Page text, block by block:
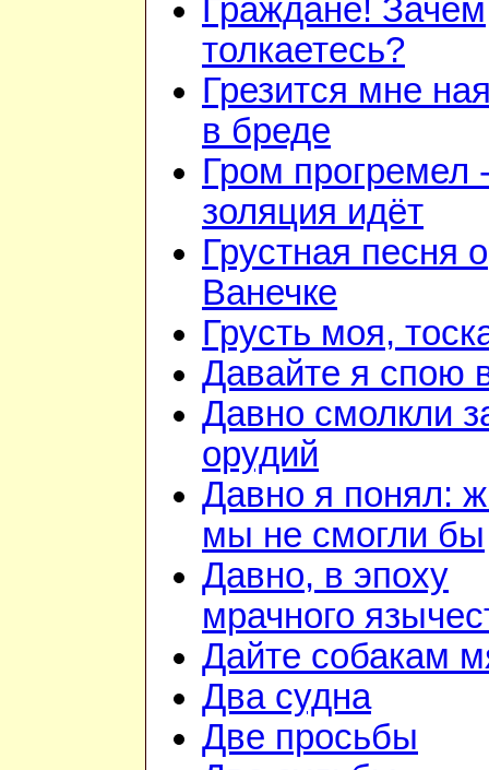
Граждане! Зачем
толкаетесь?
Грезится мне
в бреде
Гром прогремел
золяция идёт
Грустная песня о
Ванечке
Грусть моя,
Давайте я спою
Давно смолкли
орудий
Давно я понял:
мы не смогли бы
Давно, в эпоху
мрачного
Дайте собакам
Два судна
Две просьбы